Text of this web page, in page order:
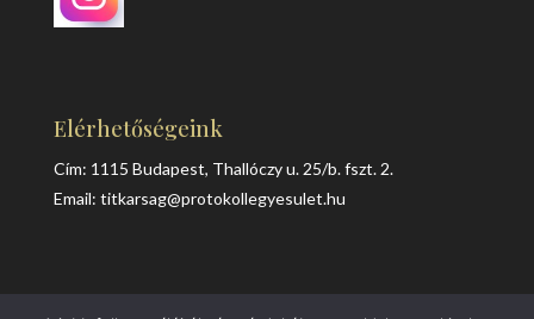
Elérhetőségeink
Cím: 1115 Budapest, Thallóczy u. 25/b. fszt. 2.
Email: titkarsag@protokollegyesulet.hu